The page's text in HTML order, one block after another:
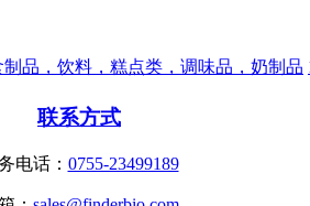
品，饮料，糕点类，调味品，奶制品
联系方式
电话： 0755-23499189